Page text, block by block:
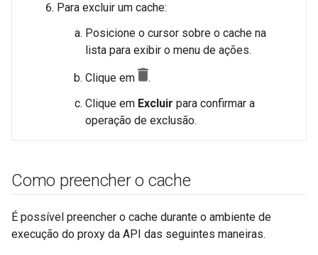
Para excluir um cache:
Posicione o cursor sobre o cache na
lista para exibir o menu de ações.
Clique em
.
Clique em Excluir para confirmar a
operação de exclusão.
Como preencher o cache
É possível preencher o cache durante o ambiente de
execução do proxy da API das seguintes maneiras.